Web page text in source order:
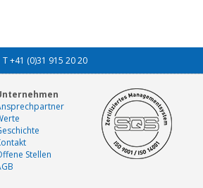
+41 (0)31 915 20 20
Stellen